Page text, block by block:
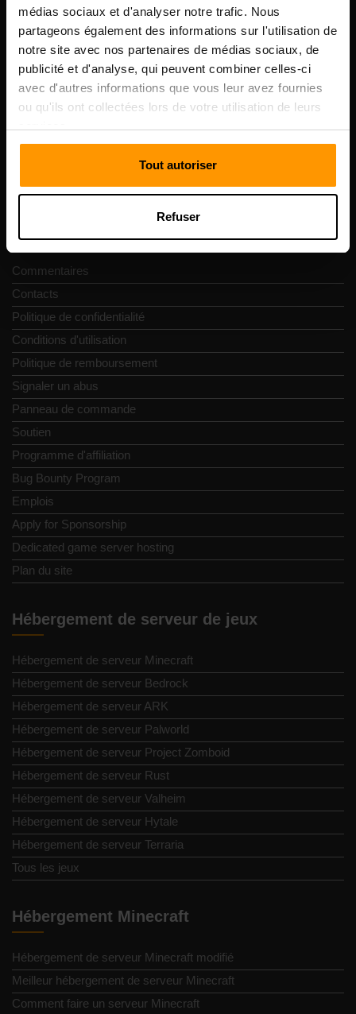
médias sociaux et d'analyser notre trafic. Nous
partageons également des informations sur l'utilisation de
notre site avec nos partenaires de médias sociaux, de
publicité et d'analyse, qui peuvent combiner celles-ci
avec d'autres informations que vous leur avez fournies
ou qu'ils ont collectées lors de votre utilisation de leurs
Tout autoriser
Refuser
Scalable Hosting Solutions OÜ
Code d'enregistrement: 14652605
numéro de TVA: EE102133820
Adresse: Harju maakond, Tallinn, Kesklinna linnaosa,
Vesivärava tn 50-201, 10152
Commentaires
Contacts
Politique de confidentialité
Conditions d'utilisation
Politique de remboursement
Signaler un abus
Panneau de commande
Soutien
Programme d'affiliation
Bug Bounty Program
Emplois
Apply for Sponsorship
Dedicated game server hosting
Plan du site
Hébergement de serveur de jeux
Hébergement de serveur Minecraft
Hébergement de serveur Bedrock
Hébergement de serveur ARK
Hébergement de serveur Palworld
Hébergement de serveur Project Zomboid
Hébergement de serveur Rust
Hébergement de serveur Valheim
Hébergement de serveur Hytale
Hébergement de serveur Terraria
Tous les jeux
Hébergement Minecraft
Hébergement de serveur Minecraft modifié
Meilleur hébergement de serveur Minecraft
Comment faire un serveur Minecraft